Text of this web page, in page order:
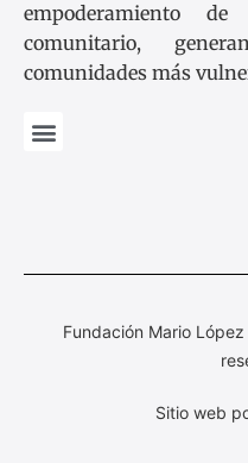
empoderamiento
comunitario,
comunidades más
Fundación Mario
Sitio web